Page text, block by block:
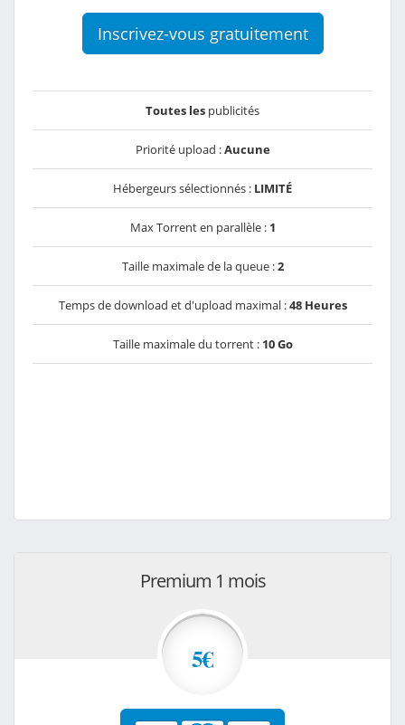
Inscrivez-vous gratuitement
Toutes les publicités
Priorité upload :Aucune
Hébergeurs sélectionnés : LIMITÉ
Max Torrent en parallèle : 1
Taille maximale de la queue :2
Temps de download et d'upload maximal :48 Heures
Taille maximale du torrent : 10 Go
Premium 1 mois
5€